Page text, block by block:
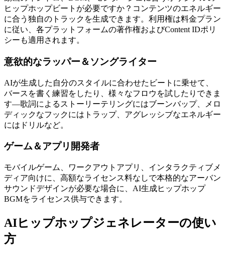
ヒップホップビートが必要ですか？コンテンツのエネルギー
に合う独自のトラックを生成できます。利用権は料金プラン
に従い、各プラットフォームの著作権およびContent IDポリ
シーも適用されます。
意欲的なラッパー＆ソングライター
AIが生成した自分のスタイルに合わせたビートに乗せて、
バースを書く練習をしたり、様々なフロウを試したりできま
す—歌詞によるストーリーテリングにはブーンバップ、メロ
ディックなフックにはトラップ、アグレッシブなエネルギー
にはドリルなど。
ゲーム＆アプリ開発者
モバイルゲーム、ワークアウトアプリ、インタラクティブメ
ディア向けに、高額なライセンス料なしで本格的なアーバン
サウンドデザインが必要な場合に、AI生成ヒップホップ
BGMをライセンス供与できます。
AIヒップホップジェネレーターの使い
方